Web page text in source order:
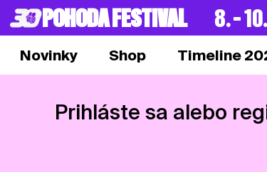
POHODA FESTIVAL 8. –
Novinky Shop Timeline
Prihláste sa alebo